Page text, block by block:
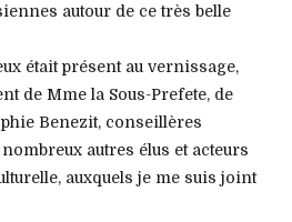
autour de ce très belle
était présent au vernissage,
de Mme la Sous-Prefete, de
Benezit, conseillères
autres élus et acteurs
auxquels je me suis joint